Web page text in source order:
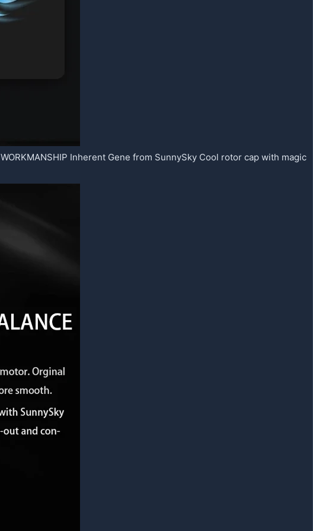
Inherent Gene from SunnySky Cool rotor cap with magic